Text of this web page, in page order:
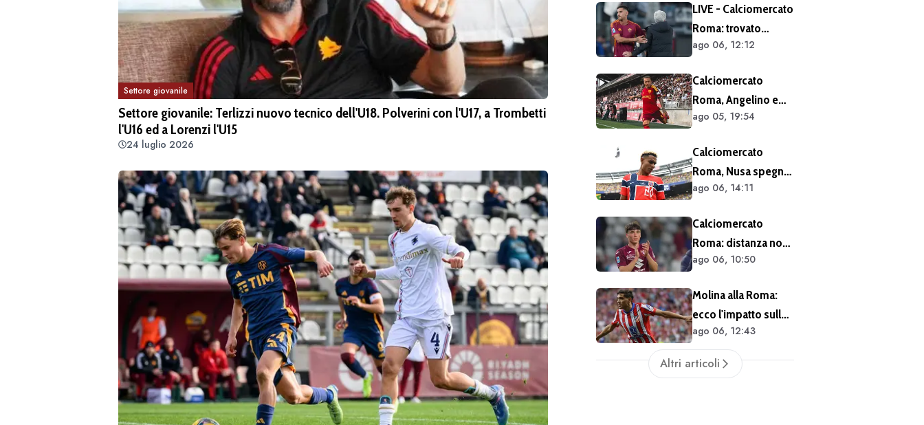
Settore giovanile
Settore giovanile: Terlizzi nuovo tecnico dell'U18. Polverini con l'U17, a Trombetti
l'U16 ed a Lorenzi l'U15
24 luglio 2026
prossimi obiettivi
LIVE - Calciomercato
Roma: trovato
l'accordo per il
Prolungamento di
un solo anno
ago 06, 12:12
Calciomercato
Roma, Angelino e
Kumbulla salutano:
Spagna
ago 05, 19:54
Calciomercato
Roma, Nusa spegne
le voci sul futuro:
di lasciare il Lipsia. I
media possono
scrivere quello che
vogliono"
ago 06, 14:11
Calciomercato
Roma: distanza non
siderale per
ago 06, 10:50
Molina alla Roma:
ecco l'impatto sulle
casse del club
ago 06, 12:43
Altri articoli